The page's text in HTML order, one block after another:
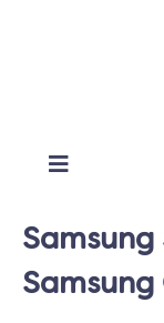
Samsung
Samsung